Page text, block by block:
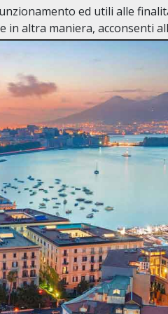
Home In Caso di
ed utili alle
altra maniera, acconsenti